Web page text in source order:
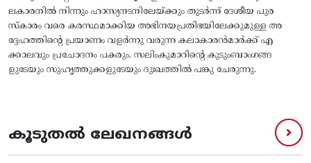
ലകാരനിൽ നിന്നും ഹാസ്യനടനിലേയ്ക്കും തുടർന്ന് ദേശീയ പുര
സ്‌കാരം വരെ കരസ്ഥമാക്കിയ അഭിനയപ്രതിഭയിലേക്കുമുള്ള അ
ദ്ദേഹത്തിൻ്റെ പ്രയാണം വളർന്നു വരുന്ന കലാകാരൻമാർക്ക് എ
ക്കാലവും പ്രചോദനം പകരും. സലിംകുമാറിൻ്റെ കുടുംബാംഗങ്ങ
ളുടേയും സുഹൃത്തുക്കളുടേയും ദുഃഖത്തിൽ പങ്കു ചേരുന്നു.
കൂടുതൽ ലേഖനങ്ങൾ